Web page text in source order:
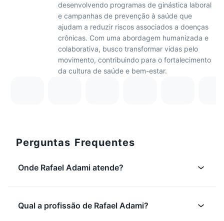
desenvolvendo programas de ginástica laboral
e campanhas de prevenção à saúde que
ajudam a reduzir riscos associados a doenças
crônicas. Com uma abordagem humanizada e
colaborativa, busco transformar vidas pelo
movimento, contribuindo para o fortalecimento
da cultura de saúde e bem-estar.
Perguntas Frequentes
Onde Rafael Adami atende?
Qual a profissão de Rafael Adami?